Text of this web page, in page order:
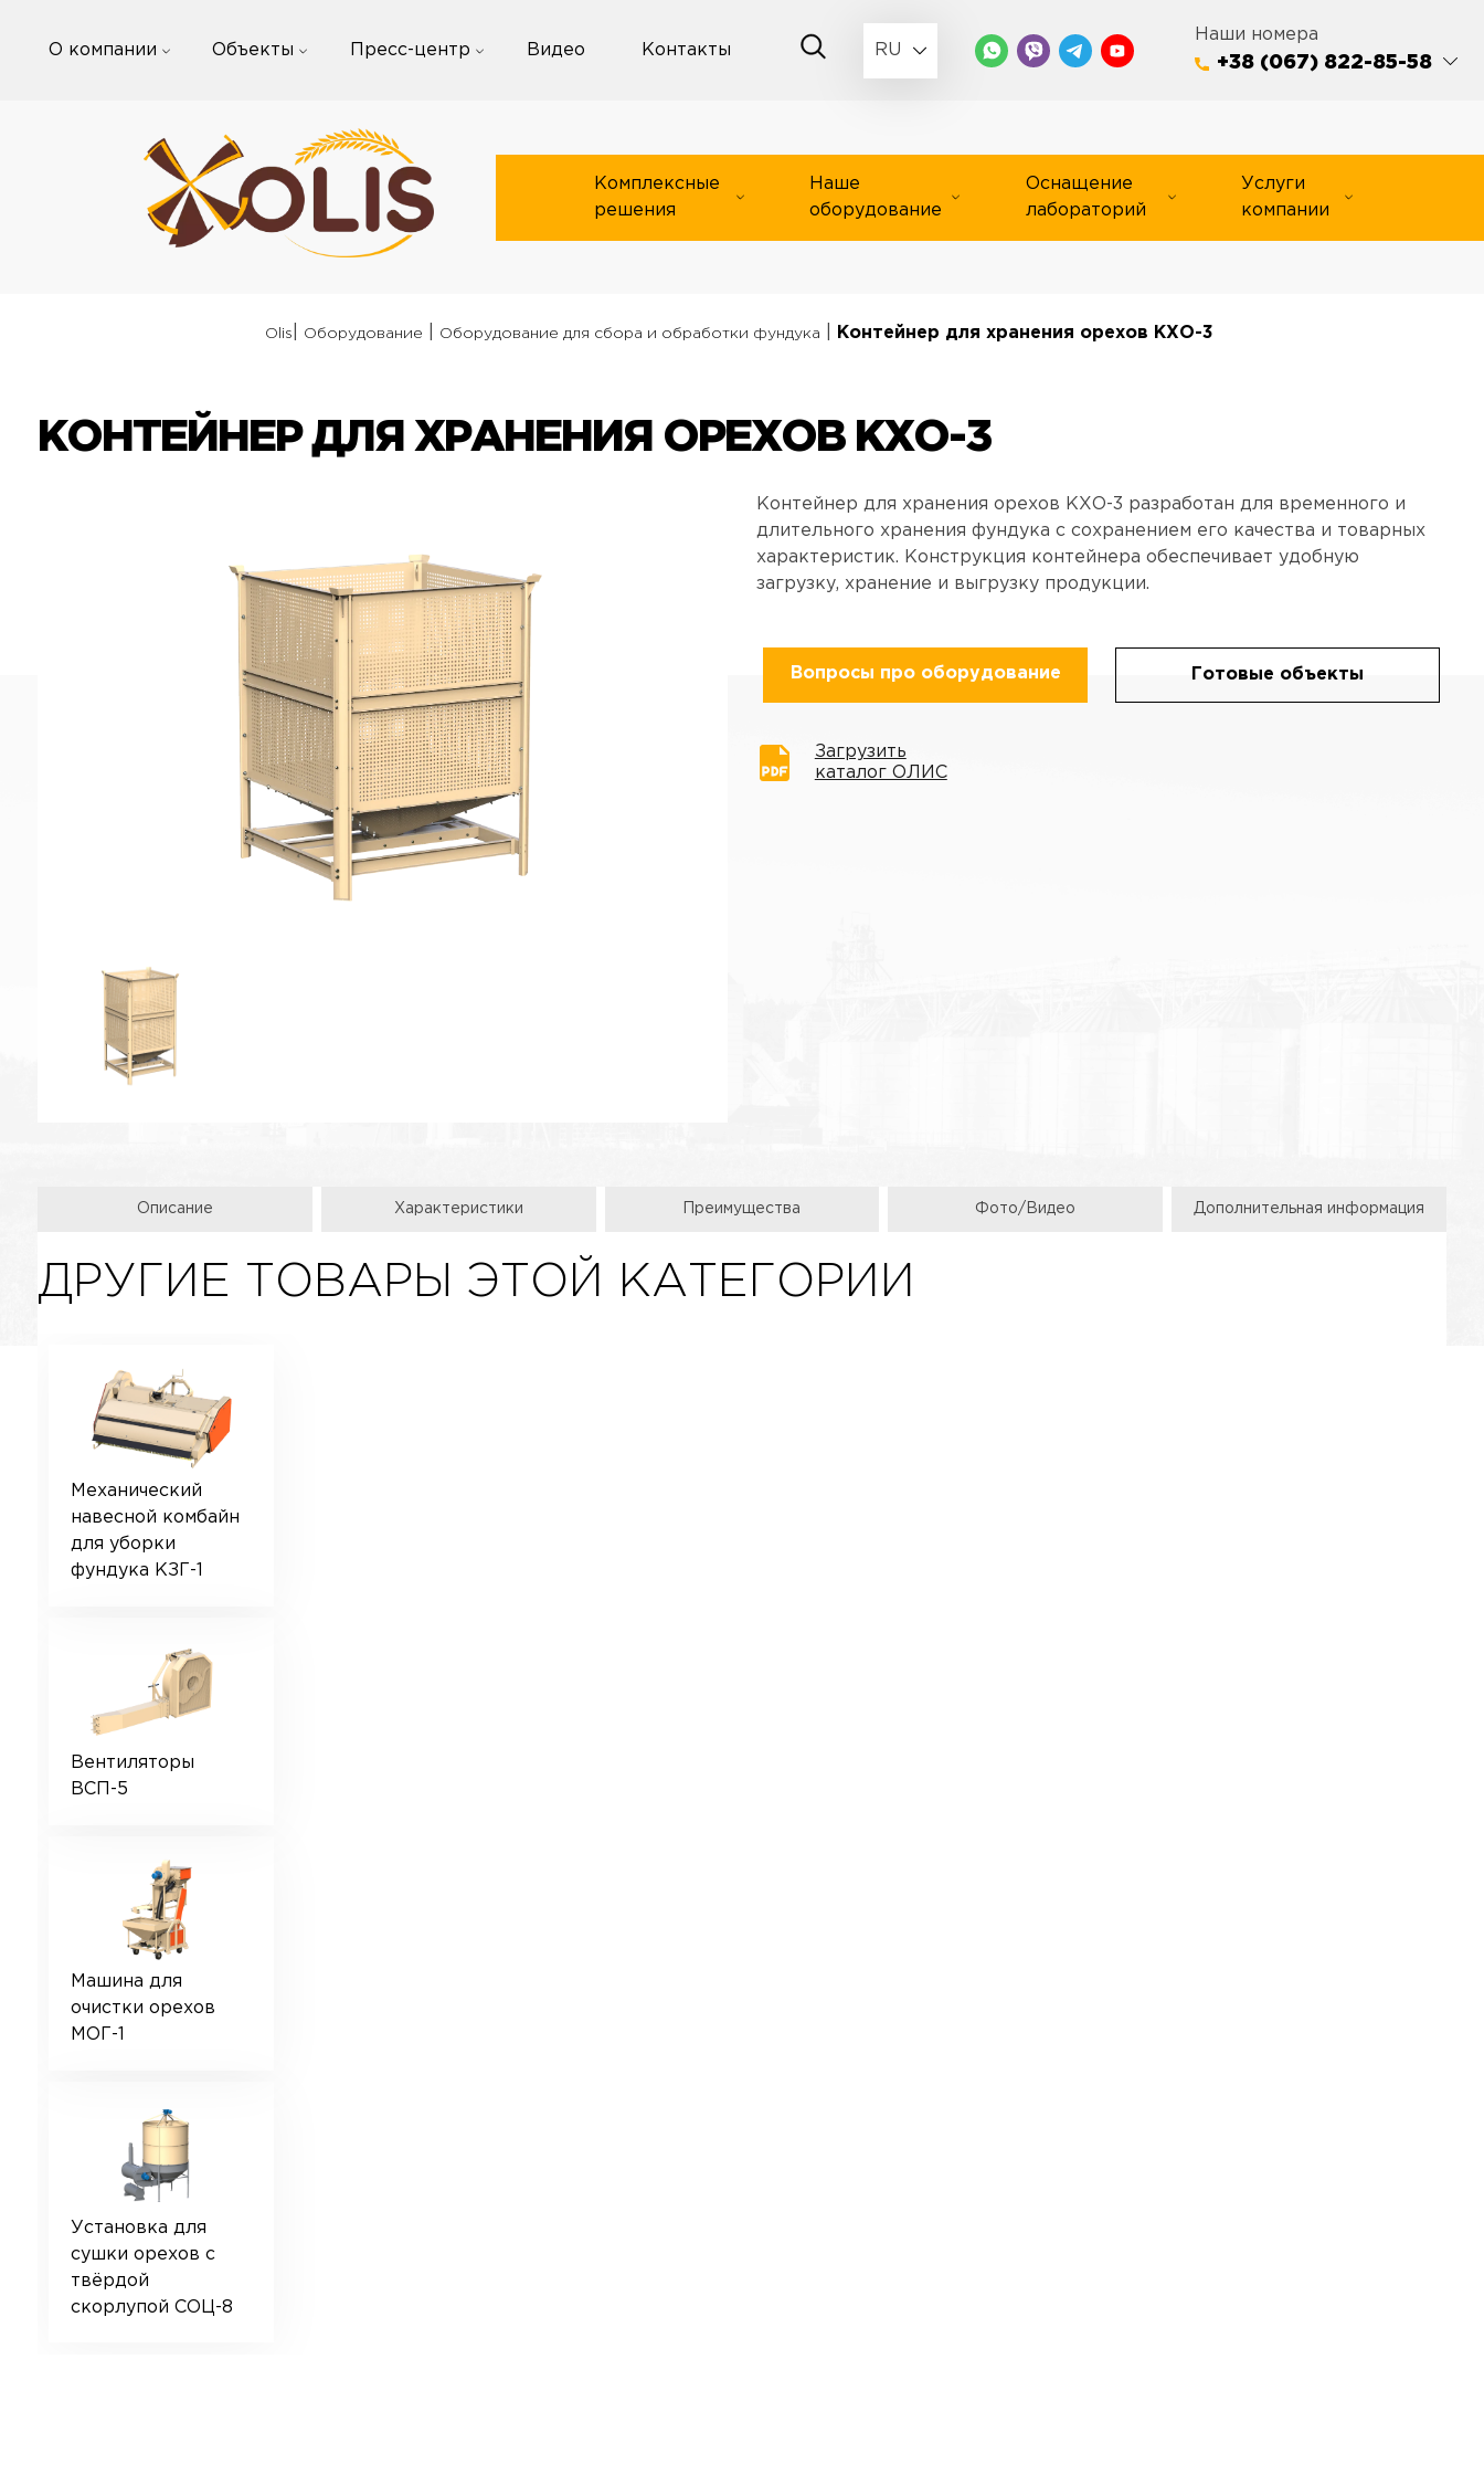
О компании Объекты Пресс-центр Видео Контакты RU
Наши номера
+38 (067) 822-85-58
Комплексные
решения
Наше
оборудование
Оснащение
лабораторий
Услуги
компании
Olis Оборудование Оборудование для сбора и обработки фундука Контейнер для хранения орехов КХО-3
КОНТЕЙНЕР ДЛЯ ХРАНЕНИЯ ОРЕХОВ КХО-3
Контейнер для хранения орехов КХО-3 разработан для временного и
длительного хранения фундука с сохранением его качества и товарных
характеристик. Конструкция контейнера обеспечивает удобную
загрузку, хранение и выгрузку продукции.
Вопросы про оборудование Готовые объекты
Загрузить
каталог ОЛИС
Описание Характеристики Преимущества Фото/Видео Дополнительная информация
ДРУГИЕ ТОВАРЫ ЭТОЙ КАТЕГОРИИ
Механический
навесной комбайн
для уборки
фундука КЗГ-1
Вентиляторы
ВСП-5
Машина для
очистки орехов
МОГ-1
Установка для
сушки орехов с
твёрдой
скорлупой СОЦ-8